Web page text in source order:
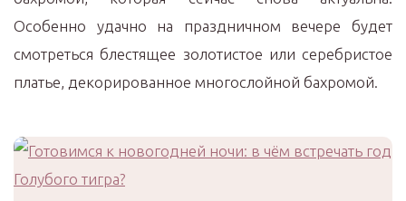
Особенно удачно на праздничном вечере будет
смотреться блестящее золотистое или серебристое
платье, декорированное многослойной бахромой.